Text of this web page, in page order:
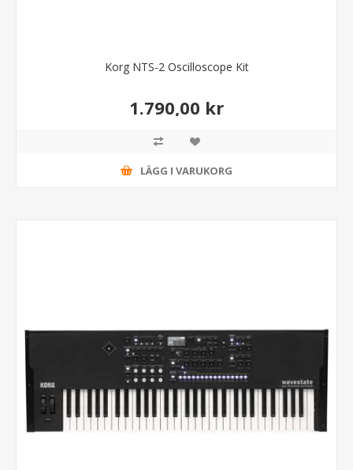
Korg NTS-2 Oscilloscope Kit
1.790,00 kr
LÄGG I VARUKORG